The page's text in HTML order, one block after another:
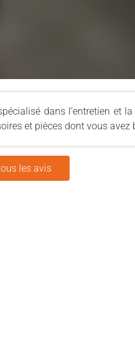
dans l’entretien et
et pièces dont vous
les avis